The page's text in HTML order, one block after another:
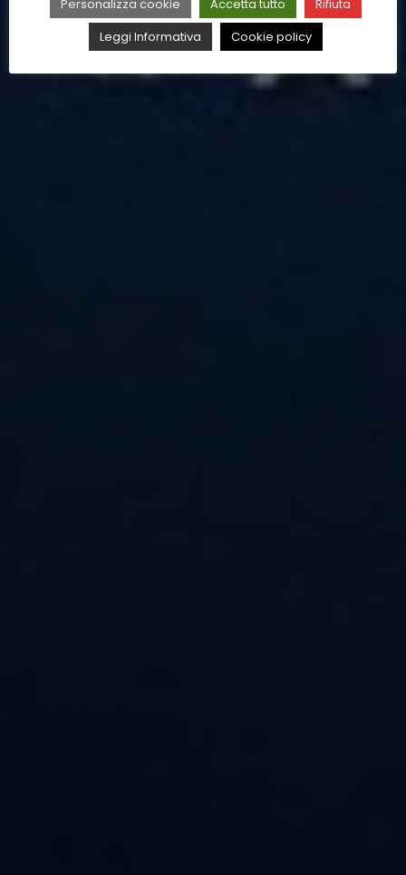
Personalizza cookie Accetta tutto
Rifiuta
Leggi Informativa
Cookie policy